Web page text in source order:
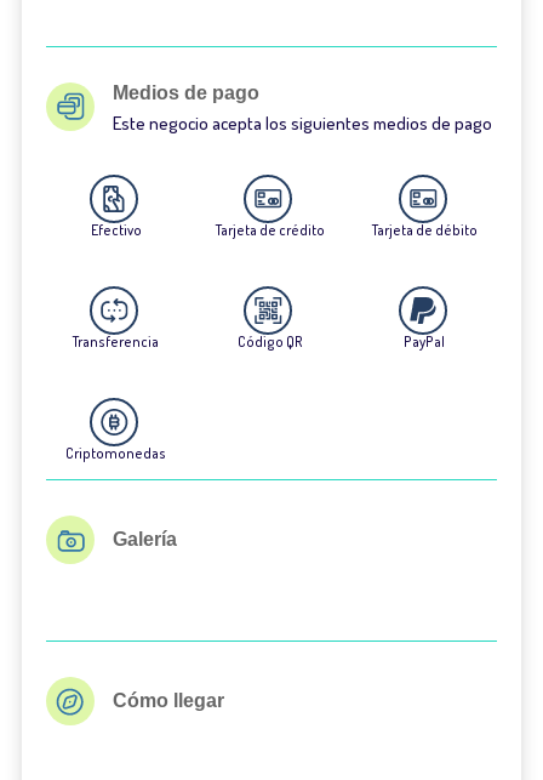
Medios de pago
Este negocio acepta los siguientes medios de pago
Efectivo Tarjeta de crédito Tarjeta de débito
Transferencia Código QR PayPal
Criptomonedas
Galería
Cómo llegar